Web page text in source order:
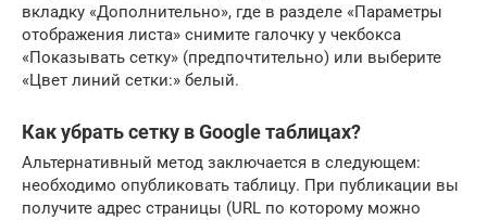
вкладку «Дополнительно», где в разделе «Параметры
отображения листа» снимите галочку у чекбокса
«Показывать сетку» (предпочтительно) или выберите
«Цвет линий сетки:» белый.
Как убрать сетку в Google таблицах?
Альтернативный метод заключается в следующем:
необходимо опубликовать таблицу. При публикации вы
получите адрес страницы (URL по которому можно